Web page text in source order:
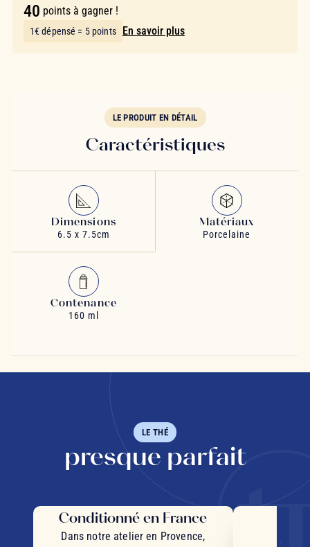
40 points à gagner !
1€ dépensé = 5 points En savoir plus
LE PRODUIT EN DÉTAIL
Caractéristiques
Dimensions
6.5 x 7.5cm
Matériaux
Porcelaine
Contenance
160 ml
LE THÉ
presque parfait
Conditionné en France
Dans notre atelier en Provence,